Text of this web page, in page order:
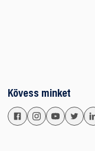
Kövess minket